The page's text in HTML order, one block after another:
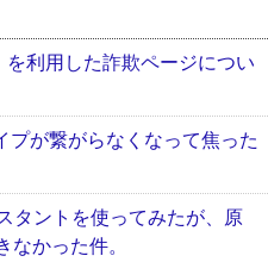
利用した詐欺ページについ
プが繋がらなくなって焦った
タントを使ってみたが、原
なかった件。